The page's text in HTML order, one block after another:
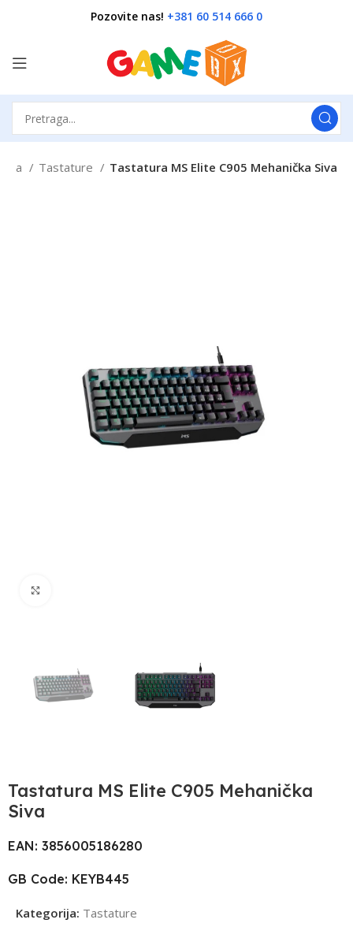
Pozovite nas! +381 60 514 666 0
Tastature Tastatura MS Elite C905 Mehanička Siva
Tastatura MS Elite C905 Mehanička
Siva
EAN: 3856005186280
GB Code: KEYB445
Kategorija: Tastature